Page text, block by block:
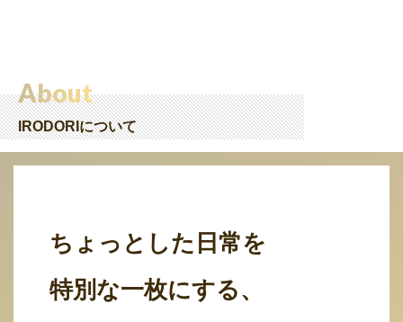
About
IRODORIについて
ちょっとした日常を
特別な一枚にする、